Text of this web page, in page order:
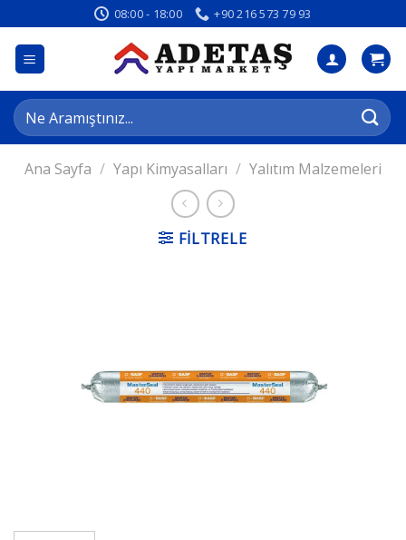
atla
08:00 - 18:00 +90 216 573 79 93
Ara:
Ana Sayfa / Yapı Kimyasalları / Yalıtım Malzemeleri
FILTRELE